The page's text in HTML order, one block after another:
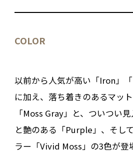
COLOR
以前から人気が高い「Iron」
に加え、落ち着きのあるマッ
「Moss Gray」と、ついつい
と艶のある「Purple」、そし
ラー「Vivid Moss」の3色が登